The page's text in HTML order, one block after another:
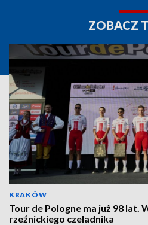
ZOBACZ
KRAKÓW
Tour de Pologne ma już 98 lat.
rzeźnickiego czeladnika